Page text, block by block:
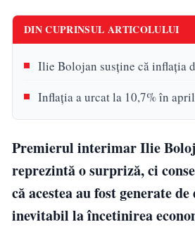
DIN CUPRINSUL ARTICOLULUI
Ilie Bolojan susține că inflația
Inflația a urcat la 10,7% în
Premierul interimar Ilie
reprezintă o surpriză, ci
că acestea au fost generate
inevitabil la încetinirea